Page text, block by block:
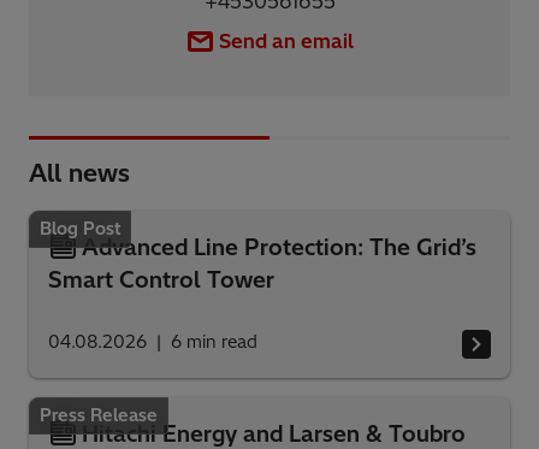
Send an email
All news
Blog Post
Advanced Line Protection: The Grid’s
Smart Control Tower
04.08.2026 6 min read
Press Release
Hitachi Energy and Larsen & Toubro